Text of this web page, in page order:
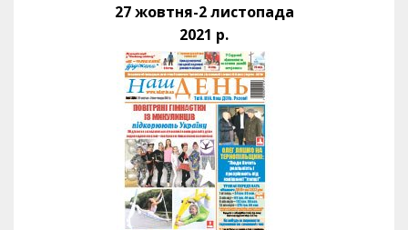
27 жовтня-2 листопада
2021 р.